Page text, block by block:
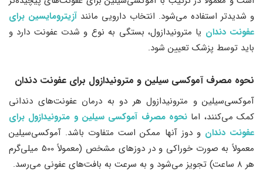
و شدیدتر استفاده می‌شود. انتخاب دارویی مانند آزیترومایسین برای
عفونت دندان یا مترونیدازول، بستگی به نوع و شدت عفونت دارد و
باید توسط پزشک تعیین شود.
نحوه مصرف آموکسی سیلین و مترونیدازول برای عفونت دندان
آموکسی‌سیلین و مترونیدازول هر دو به درمان عفونت‌های دندانی
کمک می‌کنند، اما نحوه مصرف آموکسی سیلین و مترونیدازول برای
عفونت دندان و دوز آنها ممکن است متفاوت باشد. آموکسی‌سیلین
معمولاً به صورت خوراکی و در دوزهای مشخص (معمولاً 500 میلی‌گرم
هر ۸ ساعت) تجویز می‌شود و به سرعت به بافت‌های عفونی می‌رسد.